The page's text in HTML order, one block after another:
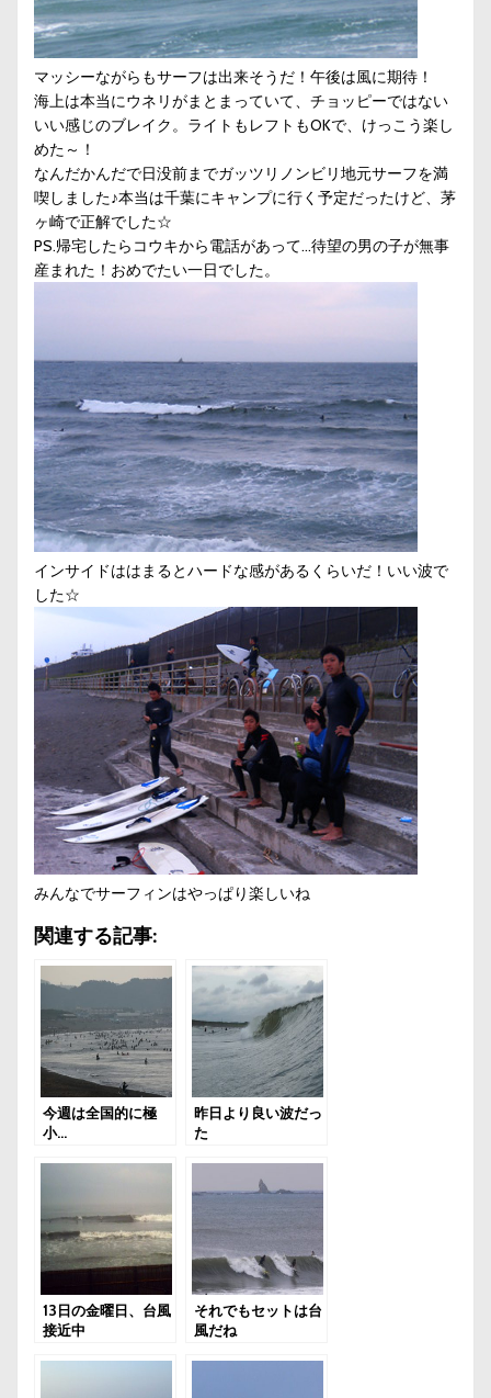
マッシーながらもサーフは出来そうだ！午後は風に期待！
海上は本当にウネリがまとまっていて、チョッピーではない
いい感じのブレイク。ライトもレフトもOKで、けっこう楽し
めた～！
なんだかんだで日没前までガッツリノンビリ地元サーフを満
喫しました♪本当は千葉にキャンプに行く予定だったけど、茅
ヶ崎で正解でした☆
PS.帰宅したらコウキから電話があって…待望の男の子が無事
産まれた！おめでたい一日でした。
インサイドははまるとハードな感があるくらいだ！いい波で
した☆
みんなでサーフィンはやっぱり楽しいね
関連する記事:
今週は全国的に極
小…
昨日より良い波だっ
た
13日の金曜日、台風
接近中
それでもセットは台
風だね